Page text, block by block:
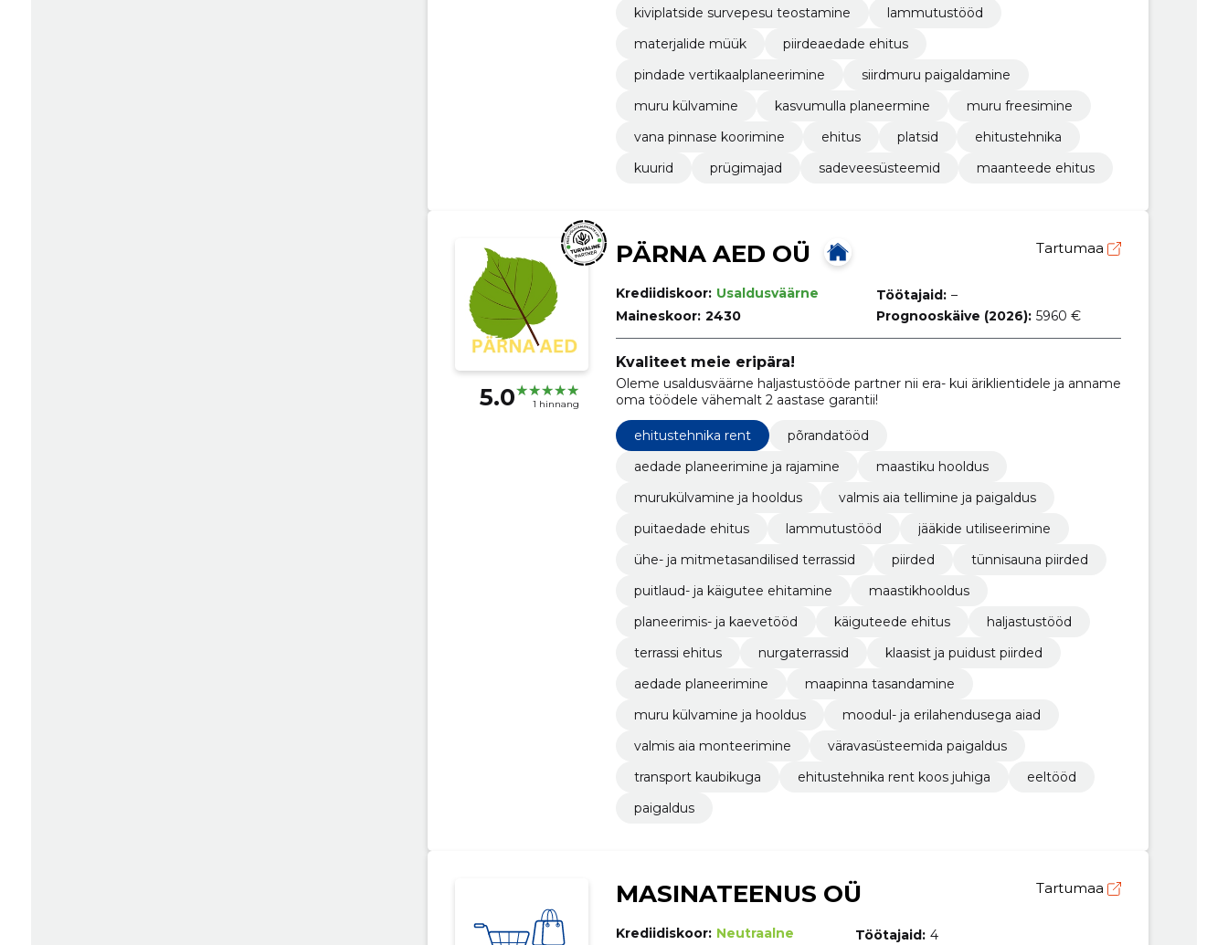
kiviplatside survepesu teostamine
lammutustööd
materjalide müük
piirdeaedade ehitus
pindade vertikaalplaneerimine
siirdmuru paigaldamine
muru külvamine
kasvumulla planeermine
muru freesimine
vana pinnase koorimine
ehitus platsid
ehitustehnika
kuurid
prügimajad sadeveesüsteemid maanteede ehitus
5.0 1 hinnang
PÄRNA AED OÜ Tartumaa
Krediidiskoor: Usaldusväärne
Maineskoor: 2430
Töötajaid: –
Prognooskäive (2026): 5960 €
Kvaliteet meie eripära!
Oleme usaldusväärne haljastustööde partner nii era- kui äriklientidele ja anname
oma töödele vähemalt 2 aastase garantii!
ehitustehnika rent
põrandatööd
aedade planeerimine ja rajamine
maastiku hooldus
murukülvamine ja hooldus
valmis aia tellimine ja paigaldus
puitaedade ehitus
lammutustööd
jääkide utiliseerimine
ühe- ja mitmetasandilised terrassid
piirded
tünnisauna piirded
puitlaud- ja käigutee ehitamine
maastikhooldus
planeerimis- ja kaevetööd
käiguteede ehitus
haljastustööd
terrassi ehitus
nurgaterrassid
klaasist ja puidust piirded
aedade planeerimine
maapinna tasandamine
muru külvamine ja hooldus
moodul- ja erilahendusega aiad
valmis aia monteerimine
väravasüsteemida paigaldus
transport kaubikuga
ehitustehnika rent koos juhiga
eeltööd
paigaldus
MASINATEENUS OÜ Tartumaa
Krediidiskoor: Neutraalne
Töötajaid: 4